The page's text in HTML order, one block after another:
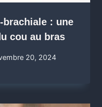
brachiale : une
cou au bras
20, 2024